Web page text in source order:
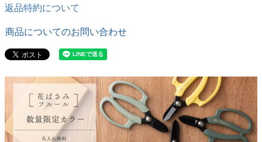
返品特約について
商品についてのお問い合わせ